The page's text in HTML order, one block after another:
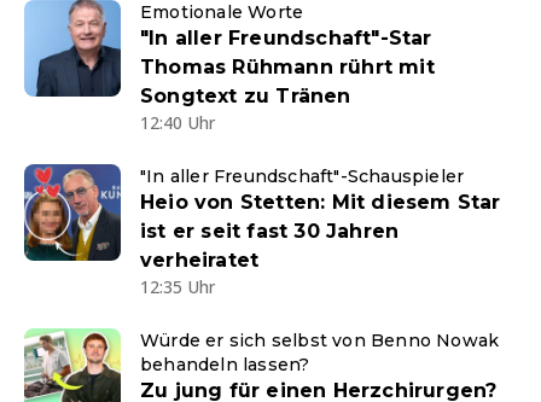
Emotionale Worte
"In aller Freundschaft"-Star
Thomas Rühmann rührt mit
Songtext zu Tränen
12:40 Uhr
"In aller Freundschaft"-Schauspieler
Heio von Stetten: Mit diesem Star
ist er seit fast 30 Jahren
verheiratet
12:35 Uhr
Würde er sich selbst von Benno Nowak
behandeln lassen?
Zu jung für einen Herzchirurgen?